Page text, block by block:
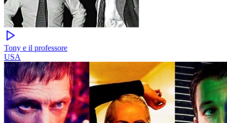
Tony e il professore
USA